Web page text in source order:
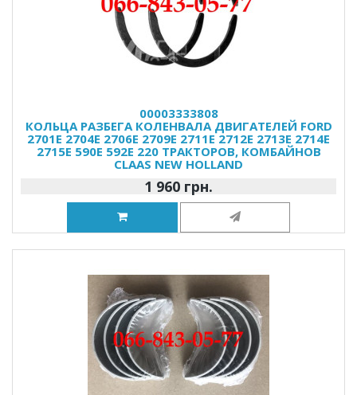
00003333808
КОЛЬЦА РАЗБЕГА КОЛЕНВАЛА ДВИГАТЕЛЕЙ FORD
2701E 2704E 2706E 2709E 2711E 2712E 2713E 2714E
2715E 590E 592E 220 ТРАКТОРОВ, КОМБАЙНОВ
CLAAS NEW HOLLAND
1 960 грн.